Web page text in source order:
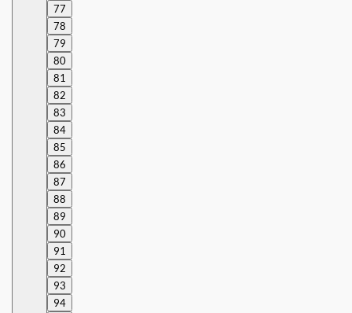
77
78
79
80
81
82
83
84
85
86
87
88
89
90
91
92
93
94